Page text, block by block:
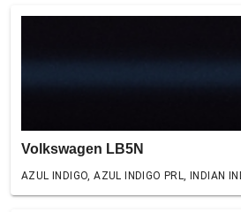
Volkswagen LB5N
AZUL INDIGO, AZUL INDIGO PRL, INDIAN